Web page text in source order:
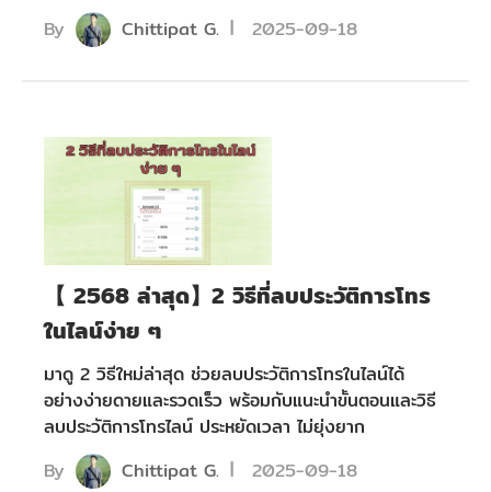
By
Chittipat G. 2025-09-18
【 2568 ล่าสุด】2 วิธีที่ลบประวัติการโทร
ในไลน์ง่าย ๆ
มาดู 2 วิธีใหม่ล่าสุด ช่วยลบประวัติการโทรในไลน์ได้
อย่างง่ายดายและรวดเร็ว พร้อมกับแนะนำขั้นตอนและวิธี
ลบประวัติการโทรไลน์ ประหยัดเวลา ไม่ยุ่งยาก
By
Chittipat G. 2025-09-18